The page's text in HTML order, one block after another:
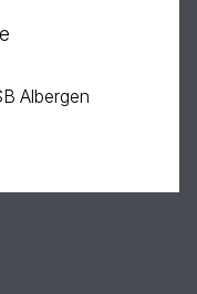
Albergen